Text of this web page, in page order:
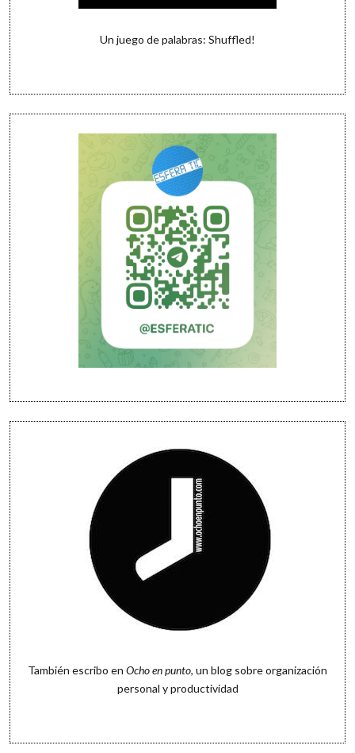
Un juego de palabras: Shuffled!
También escribo en Ocho en punto, un blog sobre organización
personal y productividad